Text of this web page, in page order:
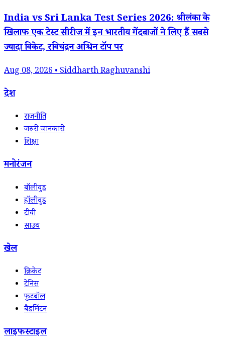
India vs Sri Lanka Test Series 2026: श्रीलंका के
खिलाफ एक टेस्ट सीरीज में इन भारतीय गेंदबाजों ने लिए हैं सबसे
ज्यादा विकेट, रविचंद्रन अश्विन टॉप पर
Aug 08, 2026 • Siddharth Raghuvanshi
देश
राजनीति
जरुरी जानकारी
शिक्षा
मनोरंजन
बॉलीवुड
हॉलीवुड
टीवी
साउथ
खेल
क्रिकेट
टेनिस
फुटबॉल
बैडमिंटन
लाइफस्टाइल